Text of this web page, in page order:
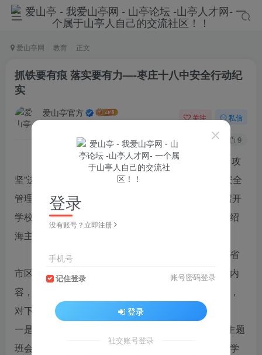
爱山亭网 教育 正文
抓铁要有痕 落实要有力—-枣庄十八中安全行动纪
实
爱山亭官方
5年前发布
关注 私信
55 9
近期防疫形势严峻、安全隐患排查整改“百日攻
坚”进入关键阶段，为强化责任分工，抓实抓严学校安全
管理工作，11月14日晚，学校全体管理干部齐聚，召开
学校安全工作加压推进落实会议，会议由校务委员闫绍
海主持，分管安全副校长龙斌做了主题发言。
龙校长针对当前安全形势做了准确研判，传达了省
市区主管部门安全会议精神，精准定位安全应知应会内
容，并逐一解读。详细分解当下安全工作的任务重点，
对下一步的安全管理工作提出了七项具体要求：
一是深入开展“六个一”安全专项活动，召开一次安全主题
班会，利用其中考试前后对所有学生进行面谈，利用学
登录
没有账号？立即注册
手机号
记住登录 账号密码登录
登录
社交账号登录